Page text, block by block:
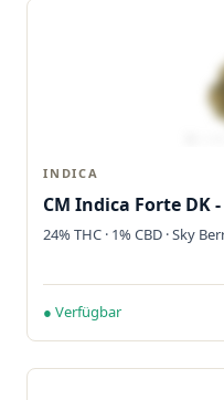
INDICA
CM Indica Forte DK -
24% THC · 1% CBD · Sky
● Verfügbar